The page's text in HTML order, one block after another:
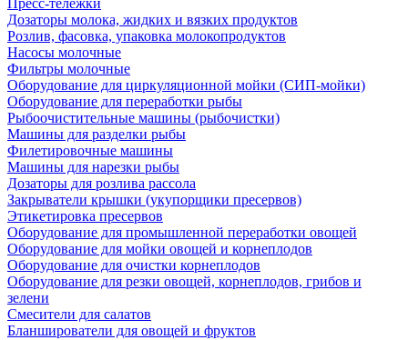
Пресс-тележки
Дозаторы молока, жидких и вязких продуктов
Розлив, фасовка, упаковка молокопродуктов
Насосы молочные
Фильтры молочные
Оборудование для циркуляционной мойки (СИП-мойки)
Оборудование для переработки рыбы
Рыбоочистительные машины (рыбочистки)
Машины для разделки рыбы
Филетировочные машины
Машины для нарезки рыбы
Дозаторы для розлива рассола
Закрыватели крышки (укупорщики пресервов)
Этикетировка пресервов
Оборудование для промышленной переработки овощей
Оборудование для мойки овощей и корнеплодов
Оборудование для очистки корнеплодов
Оборудование для резки овощей, корнеплодов, грибов и
зелени
Смесители для салатов
Бланширователи для овощей и фруктов